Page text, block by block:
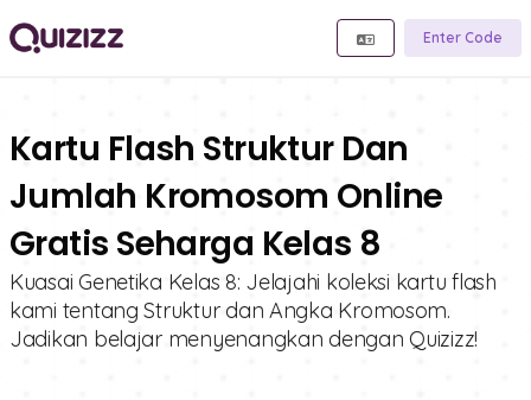
Enter Code
Kartu Flash Struktur Dan
Jumlah Kromosom Online
Gratis Seharga Kelas 8
Kuasai Genetika Kelas 8: Jelajahi koleksi kartu flash
kami tentang Struktur dan Angka Kromosom.
Jadikan belajar menyenangkan dengan Quizizz!